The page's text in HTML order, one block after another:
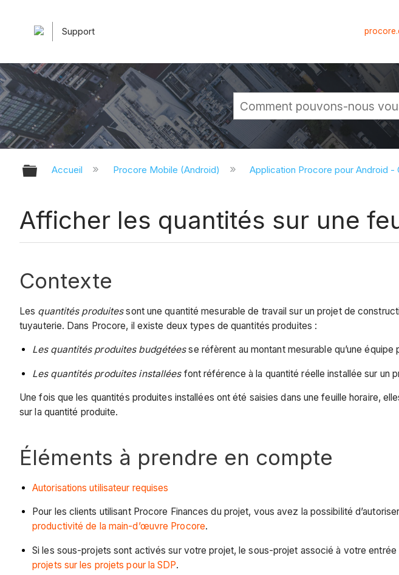
Support
Développer/réduire la hiérarchie globale
Accueil Procore Mobile (Android) Application Procore pour Android -
Afficher les quantités sur une
Contexte
Les quantités produitessont une quantité mesurable de travail sur un projet de
tuyauterie. Dans Procore, il existe deux types de quantités produites :
Les quantités produites budgétéesse réfèrent au montant mesurable qu’une équipe
Les quantités produites installéesfont référence à la quantité réelle installée sur un
Une fois que les quantités produites installées ont été saisies dans une feuille horaire,
sur la quantité produite.
Éléments à prendre en compte
Autorisations utilisateur requises
Pour les clients utilisant Procore Finances du projet, vous avez la possibilité
productivité de la main-d’œuvre Procore.
Si les sous-projets sont activés sur votre projet, le sous-projet associé à votre
projets sur les projets pour la SDP.